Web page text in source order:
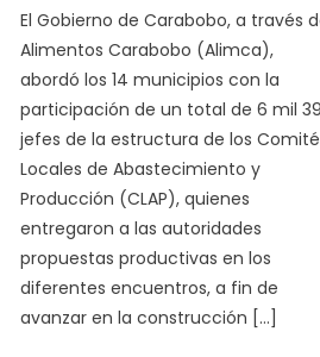
El Gobierno de Carabobo, a través
Alimentos Carabobo (Alimca),
abordó los 14 municipios con la
participación de un total de 6 mil
jefes de la estructura de los
Locales de Abastecimiento y
Producción (CLAP), quienes
entregaron a las autoridades
propuestas productivas en los
diferentes encuentros, a fin de
avanzar en la construcción […]